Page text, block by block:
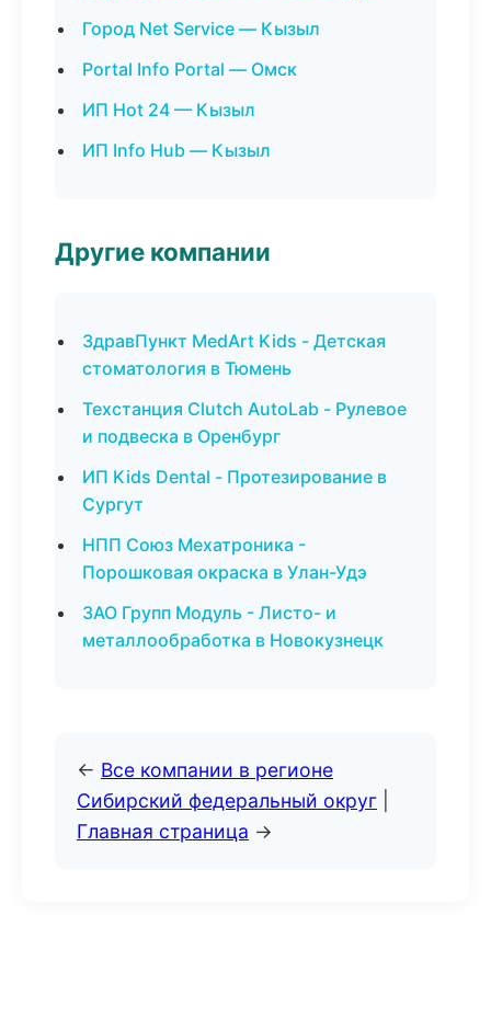
Город Net Service — Кызыл
Portal Info Portal — Омск
ИП Hot 24 — Кызыл
ИП Info Hub — Кызыл
Другие компании
ЗдравПункт MedArt Kids - Детская
стоматология в Тюмень
Техстанция Clutch AutoLab - Рулевое
и подвеска в Оренбург
ИП Kids Dental - Протезирование в
Сургут
НПП Союз Мехатроника -
Порошковая окраска в Улан-Удэ
ЗАО Групп Модуль - Листо- и
металлообработка в Новокузнецк
← Все компании в регионе
Сибирский федеральный округ
Главная страница →